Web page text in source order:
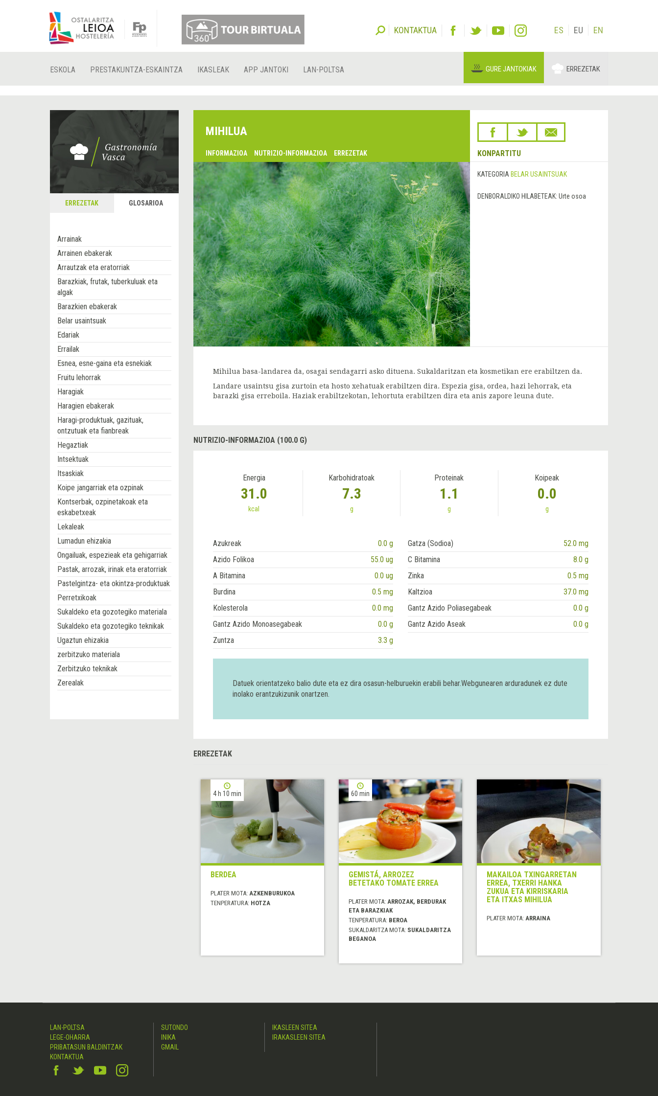
KONTAKTUA ES EU EN
ESKOLA PRESTAKUNTZA-ESKAINTZA IKASLEAK APP JANTOKI LAN-POLTSA GURE JANTOKIAK ERREZETAK
ERREZETAK GLOSARIOA
Arrainak
Arrainen ebakerak
Arrautzak eta eratorriak
Barazkiak, frutak, tuberkuluak eta
algak
Barazkien ebakerak
Belar usaintsuak
Edariak
Errailak
Esnea, esne-gaina eta esnekiak
Fruitu lehorrak
Haragiak
Haragien ebakerak
Haragi-produktuak, gazituak,
ontzutuak eta fianbreak
Hegaztiak
Intsektuak
Itsaskiak
Koipe jangarriak eta ozpinak
Kontserbak, ozpinetakoak eta
eskabetxeak
Lekaleak
Lumadun ehizakia
Ongailuak, espezieak eta gehigarriak
Pastak, arrozak, irinak eta eratorriak
Pastelgintza- eta okintza-produktuak
Perretxikoak
Sukaldeko eta gozotegiko materiala
Sukaldeko eta gozotegiko teknikak
Ugaztun ehizakia
zerbitzuko materiala
Zerbitzuko teknikak
Zerealak
MIHILUA
INFORMAZIOA NUTRIZIO-INFORMAZIOA ERREZETAK KONPARTITU
KATEGORIA BELAR USAINTSUAK
DENBORALDIKO HILABETEAK: Urte osoa
Mihilua basa-landarea da, osagai sendagarri asko dituena. Sukaldaritzan eta kosmetikan ere erabiltzen da.
Landare usaintsu gisa zurtoin eta hosto xehatuak erabiltzen dira. Espezia gisa, ordea, hazi lehorrak, eta
barazki gisa erreboila. Haziak erabiltzekotan, lehortuta erabiltzen dira eta anis zapore leuna dute.
NUTRIZIO-INFORMAZIOA (100.0 G)
Energia
31.0
kcal
Karbohidratoak
7.3
g
Proteinak
1.1
g
Koipeak
0.0
g
Azukreak 0.0 g Gatza (Sodioa)
52.0 mg
Azido Folikoa
55.0 ug C Bitamina
8.0 g
A Bitamina
0.0 ug Zinka
0.5 mg
Burdina
0.5 mg Kaltzioa
37.0 mg
Kolesterola
0.0 mg Gantz Azido Poliasegabeak
0.0 g
Gantz Azido Monoasegabeak
0.0 g Gantz Azido Aseak
0.0 g
Zuntza
3.3 g
Datuek orientatzeko balio dute eta ez dira osasun-helburuekin erabili behar.Webgunearen arduradunek ez dute
inolako erantzukizunik onartzen.
ERREZETAK
4 h 10 min
BERDEA
PLATER MOTA: AZKENBURUKOA
TENPERATURA: HOTZA
60 min
GEMISTÁ, ARROZEZ
BETETAKO TOMATE ERREA
PLATER MOTA: ARROZAK, BERDURAK
ETA BARAZKIAK
TENPERATURA: BEROA
SUKALDARITZA MOTA: SUKALDARITZA
BEGANOA
MAKAILOA TXINGARRETAN
ERREA, TXERRI HANKA
ZUKUA ETA KIRRISKARIA
ETA ITXAS MIHILUA
PLATER MOTA:ARRAINA
LAN-POLTSA
LEGE-OHARRA
PRIBATASUN BALDINTZAK
KONTAKTUA
SUTONDO
INIKA
GMAIL
IKASLEEN SITEA
IRAKASLEEN SITEA